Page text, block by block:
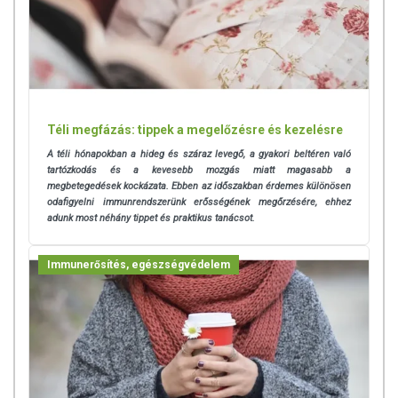
Téli megfázás: tippek a megelőzésre és kezelésre
A téli hónapokban a hideg és száraz levegő, a gyakori beltéren való
tartózkodás és a kevesebb mozgás miatt magasabb a
megbetegedések kockázata. Ebben az időszakban érdemes különösen
odafigyelni immunrendszerünk erősségének megőrzésére, ehhez
adunk most néhány tippet és praktikus tanácsot.
Immunerősítés, egészségvédelem